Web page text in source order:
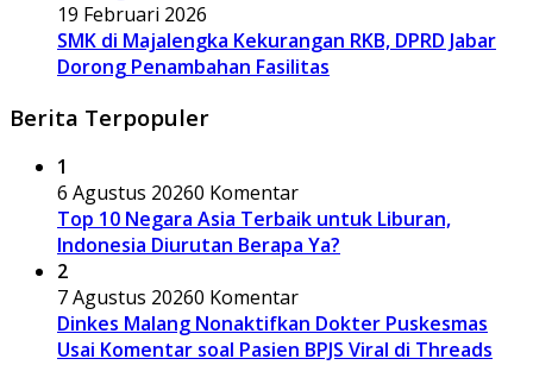
19 Februari 2026
SMK di Majalengka Kekurangan RKB, DPRD Jabar
Dorong Penambahan Fasilitas
Berita Terpopuler
1
6 Agustus 20260 Komentar
Top 10 Negara Asia Terbaik untuk Liburan,
Indonesia Diurutan Berapa Ya?
2
7 Agustus 20260 Komentar
Dinkes Malang Nonaktifkan Dokter Puskesmas
Usai Komentar soal Pasien BPJS Viral di Threads